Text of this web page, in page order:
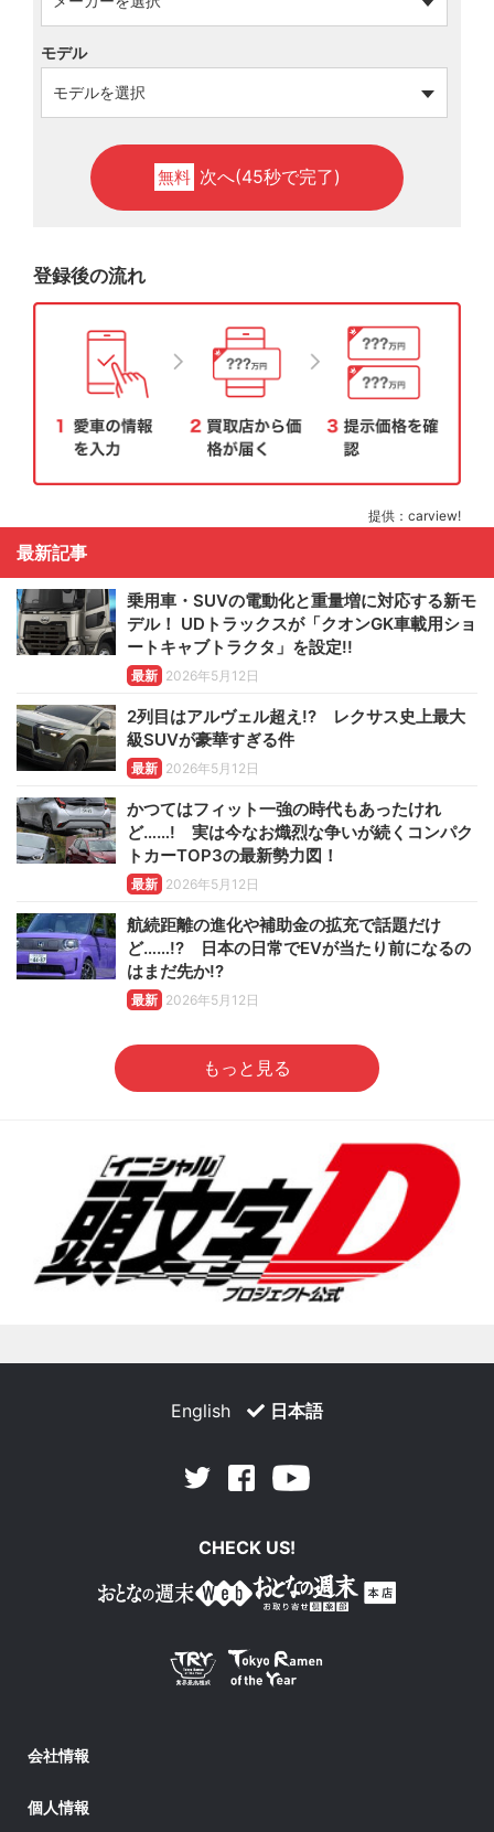
モデル
無料 次へ(45秒で完了)
登録後の流れ
提供：carview!
最新記事
乗用車・SUVの電動化と重量増に対応する新モ
デル！ UDトラックスが「クオンGK車載用ショ
ートキャブトラクタ」を設定!!
最新 2026年5月12日
2列目はアルヴェル超え!? レクサス史上最大
級SUVが豪華すぎる件
最新 2026年5月12日
かつてはフィット一強の時代もあったけれ
ど……! 実は今なお熾烈な争いが続くコンパク
トカーTOP3の最新勢力図！
最新 2026年5月12日
航続距離の進化や補助金の拡充で話題だけ
ど……!? 日本の日常でEVが当たり前になるの
はまだ先か!?
最新 2026年5月12日
もっと見る
English 日本語
Twitter Facebook
CHECK US!
会社情報
個人情報